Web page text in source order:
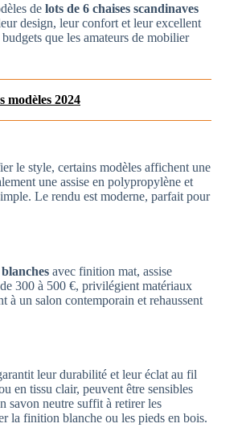
de lots de 6 chaises scandinaves
design, leur confort et leur excellent
que les amateurs de mobilier
modèles 2024
le style, certains modèles affichent une
une assise en polypropylène et
Le rendu est moderne, parfait pour
avec finition mat, assise
300 à 500 €, privilégient matériaux
à un salon contemporain et rehaussent
leur durabilité et leur éclat au fil
en tissu clair, peuvent être sensibles
savon neutre suffit à retirer les
la finition blanche ou les pieds en bois.